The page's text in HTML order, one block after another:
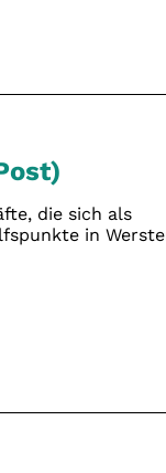
die sich als
in